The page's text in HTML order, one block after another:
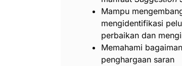
Mampu
mengidentifikasi
perbaikan dan
Memahami
penghargaan saran